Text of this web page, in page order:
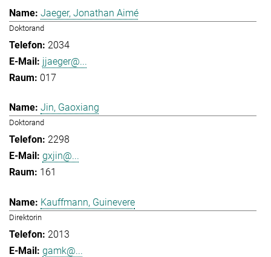
Jaeger, Jonathan Aimé
Doktorand
2034
jjaeger@...
017
Jin, Gaoxiang
Doktorand
2298
gxjin@...
161
Kauffmann, Guinevere
Direktorin
2013
gamk@...